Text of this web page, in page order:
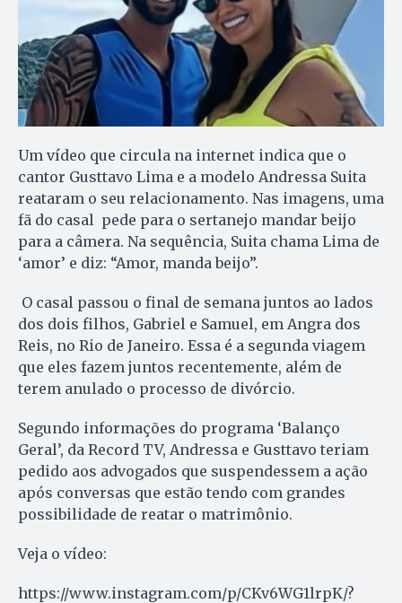
Um vídeo que circula na internet indica que o
cantor Gusttavo Lima e a modelo Andressa Suita
reataram o seu relacionamento. Nas imagens, uma
fã do casal pede para o sertanejo mandar beijo
para a câmera. Na sequência, Suita chama Lima de
‘amor’ e diz: “Amor, manda beijo”.
O casal passou o final de semana juntos ao lados
dos dois filhos, Gabriel e Samuel, em Angra dos
Reis, no Rio de Janeiro. Essa é a segunda viagem
que eles fazem juntos recentemente, além de
terem anulado o processo de divórcio.
Segundo informações do programa ‘Balanço
Geral’, da Record TV, Andressa e Gusttavo teriam
pedido aos advogados que suspendessem a ação
após conversas que estão tendo com grandes
possibilidade de reatar o matrimônio.
Veja o vídeo:
https://www.instagram.com/p/CKv6WG1lrpK/?